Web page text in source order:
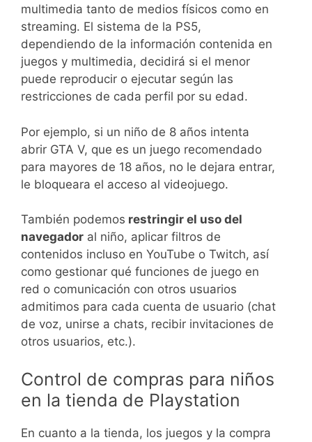
multimedia tanto de medios físicos como en
streaming. El sistema de la PS5,
dependiendo de la información contenida en
juegos y multimedia, decidirá si el menor
puede reproducir o ejecutar según las
restricciones de cada perfil por su edad.
Por ejemplo, si un niño de 8 años intenta
abrir GTA V, que es un juego recomendado
para mayores de 18 años, no le dejara entrar,
le bloqueara el acceso al videojuego.
También podemos restringir el uso del
navegador al niño, aplicar filtros de
contenidos incluso en YouTube o Twitch, así
como gestionar qué funciones de juego en
red o comunicación con otros usuarios
admitimos para cada cuenta de usuario (chat
de voz, unirse a chats, recibir invitaciones de
otros usuarios, etc.).
Control de compras para niños
en la tienda de Playstation
En cuanto a la tienda, los juegos y la compra